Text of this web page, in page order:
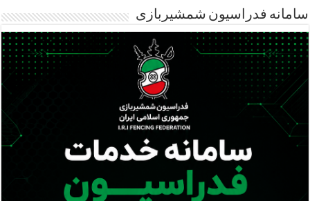
سامانه فدراسیون شمشیربازی